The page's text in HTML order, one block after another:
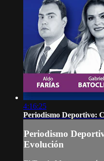
4:16:25
Periodismo Deportivo:
Periodismo
Evolución